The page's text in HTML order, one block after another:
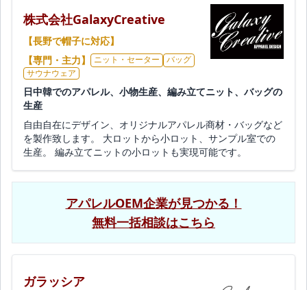
株式会社GalaxyCreative
【長野で帽子に対応】
【専門・主力】
ニット・セーター
バッグ
サウナウェア
日中韓でのアパレル、小物生産、編み立てニット、バッグの
生産
自由自在にデザイン、オリジナルアパレル商材・バッグなど
を製作致します。 大ロットから小ロット、サンプル室での
生産。 編み立てニットの小ロットも実現可能です。
アパレルOEM企業が見つかる！
無料一括相談はこちら
ガラッシア